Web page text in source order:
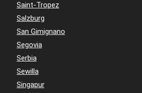
Saint-Tropez
Salzburg
San Gimignano
Segovia
Serbia
Sewilla
Singapur